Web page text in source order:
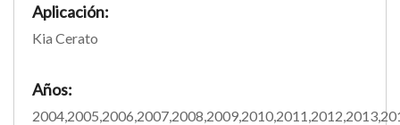
Aplicación:
Kia Cerato
Años: